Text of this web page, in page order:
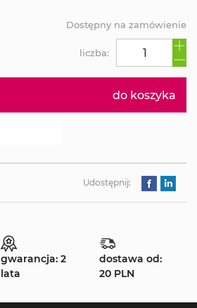
do koszyka
liczba:
Dostępny na zamówienie
Udostępnij:
gwarancja: 2
lata
dostawa od:
20 PLN